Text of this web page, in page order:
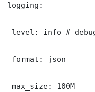
logging:
level: info #
format: json
max_size: 100M